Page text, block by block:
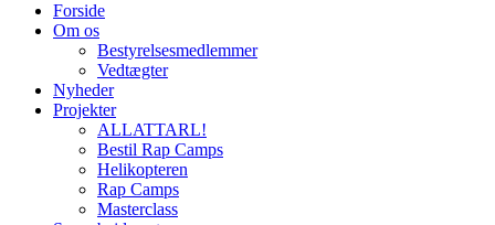
Forside
Om os
Bestyrelsesmedlemmer
Vedtægter
Nyheder
Projekter
ALLATTARL!
Bestil Rap Camps
Helikopteren
Rap Camps
Masterclass